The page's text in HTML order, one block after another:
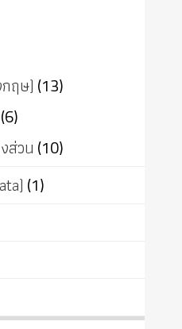
ฤษ) (13)
ส่วน (10)
(1)